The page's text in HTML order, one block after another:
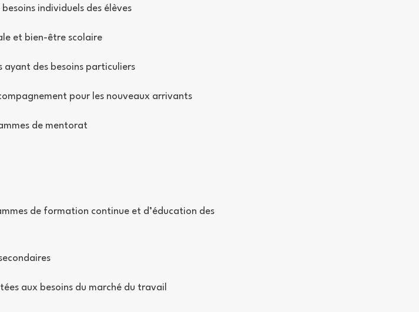
individuels des élèves
et bien-être scolaire
ayant des besoins particuliers
pour les nouveaux arrivants
de mentorat
de formation continue et d’éducation des
aux besoins du marché du travail